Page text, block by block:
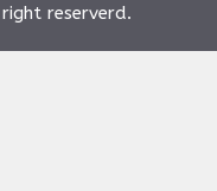
reserverd.